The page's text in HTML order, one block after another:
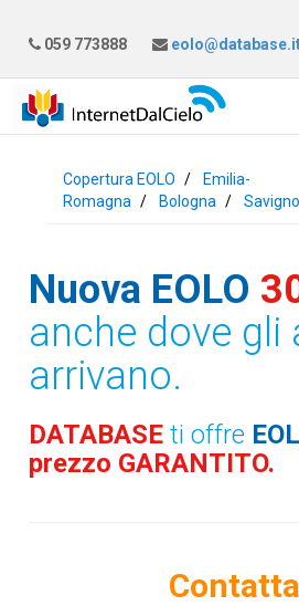
059 773888
Copertura EOLO
Emilia-
Romagna
Bologna Savigno
Nuova EOLO
anche dove gli
arrivano.
DATABASEti offre
prezzo GARANTITO.